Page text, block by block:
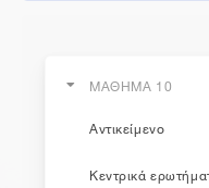
ΜΑΘΗΜΑ 10
Αντικείμενο
Κεντρικά
η